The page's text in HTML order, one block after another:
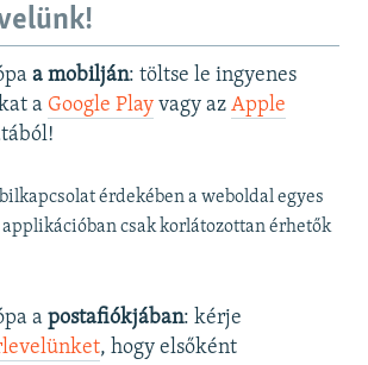
a mobilján: töltse le ingyenes
a Google Playvagy az Apple
érdekében a weboldal egyes
csak korlátozottan érhetők
a postafiókjában: kérje
, hogy elsőként